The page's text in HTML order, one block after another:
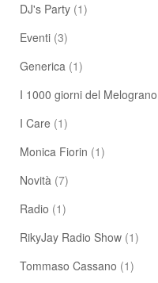
DJ's Party (1)
Eventi (3)
Generica (1)
I 1000 giorni del Melograno
I Care (1)
Monica Fiorin (1)
Novità (7)
Radio (1)
RikyJay Radio Show (1)
Tommaso Cassano (1)